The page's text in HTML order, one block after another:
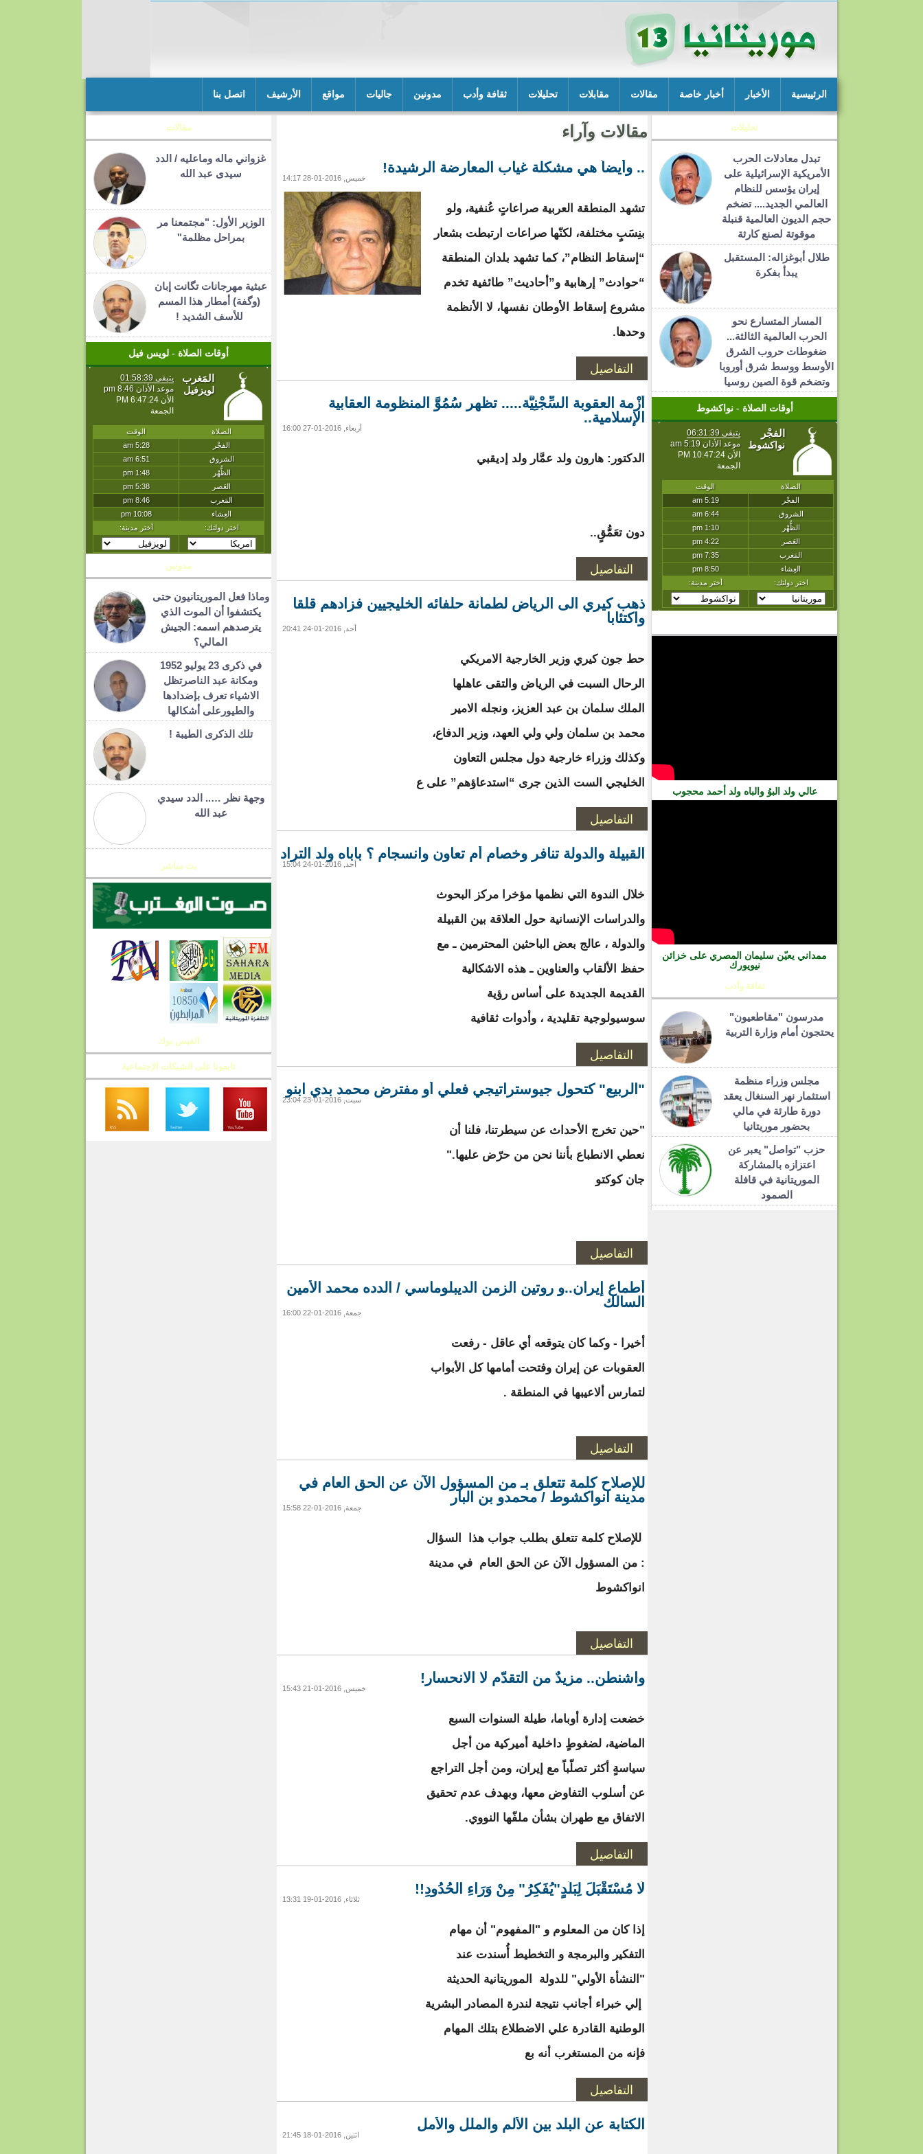
الرئييسية الأخبار أخبار خاصة مقالات مقابلات تحليلات ثقافة وأدب مدونين جاليات مواقع الأرشيف اتصل بنا
تحليلات
تبدل معادلات الحرب
الأمريكية الإسرائيلية على
إيران يؤسس للنظام
العالمي الجديد.... تضخم
حجم الديون العالمية قنبلة
موقوتة لصنع كارثة
طلال أبوغزاله: المستقبل
يبدأ بفكرة
المسار المتسارع نحو
الحرب العالمية الثالثة...
ضغوطات حروب الشرق
الأوسط ووسط شرق أوروبا
وتضخم قوة الصين روسيا
أوقات الصلاة - نواكشوط
عالي ولد البوُ والباه ولد أحمد محجوب
ممداني يعيّن سليمان المصري على خزائن
نيويورك
ثقافة وأدب
مدرسون "مقاطعيون"
يحتجون أمام وزارة التربية
مجلس وزراء منظمة
استثمار نهر السنغال يعقد
دورة طارئة في مالي
بحضور موريتانيا
حزب "تواصل" يعبر عن
اعتزازه بالمشاركة
الموريتانية في قافلة
الصمود
مقالات وآراء
.. وأيضاً هي مشكلة غياب المعارضة الرشيدة!
خميس, 2016-01-28 14:17
تشهد المنطقة العربية صراعاتٍ عُنفية، ولو
بنِسَبٍ مختلفة، لكنّها صراعات ارتبطت بشعار
“إسقاط النظام”، كما تشهد بلدان المنطقة
“حوادث” إرهابية و”أحاديث” طائفية تخدم
مشروع إسقاط الأوطان نفسها، لا الأنظمة
وحدها.
التفاصيل
أزْمة العقوبة السِّجْنِيَّة..... تظهر سُمُوَّ المنظومة العقابية
الإسلامية..
أربعاء, 2016-01-27 16:00
الدكتور: هارون ولد عمَّار ولد إديقبي
دون تعَمُّقٍ..
التفاصيل
‎ذهب كيري الى الرياض لطمأنة حلفائه الخليجيين فزادهم قلقا
واكتئابا
أحد, 2016-01-24 20:41
حط جون كيري وزير الخارجية الامريكي
الرحال السبت في الرياض والتقى عاهلها
الملك سلمان بن عبد العزيز، ونجله الامير
محمد بن سلمان ولي ولي العهد، وزير الدفاع،
وكذلك وزراء خارجية دول مجلس التعاون
الخليجي الست الذين جرى “استدعاؤهم” على ع
التفاصيل
القبيلة والدولة تنافر وخصام أم تعاون وانسجام ؟ باباه ولد التراد
أحد, 2016-01-24 15:04
خلال الندوة التي نظمها مؤخرا مركز البحوث
والدراسات الإنسانية حول العلاقة بين القبيلة
والدولة ، عالج بعض الباحثين المحترمين ـ مع
حفظ الألقاب والعناوين ـ هذه الاشكالية
القديمة الجديدة على أساس رؤية
سوسيولوجية تقليدية ، وأدوات ثقافية
التفاصيل
"الربيع" كتحول جيوستراتيجي فعلي أو مفترض محمد بدي ابنو
سبت, 2016-01-23 23:04
"حين تخرج الأحداث عن سيطرتنا، فلنا أن
نعطي الانطباع بأننا نحن من حرّض عليها."
جان كوكتو
التفاصيل
أطماع إيران..و روتين الزمن الديبلوماسي / الدده محمد الأمين
السالك
جمعة, 2016-01-22 16:00
أخيرا - وكما كان يتوقعه أي عاقل - رفعت
العقوبات عن إيران وفتحت أمامها كل الأبواب
لتمارس ألاعيبها في المنطقة .
التفاصيل
للإصلاح كلمة تتعلق بـ من المسؤول الآن عن الحق العام في
مدينة انواكشوط / محمدو بن البار
جمعة, 2016-01-22 15:58
للإصلاح كلمة تتعلق بطلب جواب هذا السؤال
: من المسؤول الآن عن الحق العام في مدينة
انواكشوط
التفاصيل
واشنطن.. مزيدٌ من التقدّم لا الانحسار!
خميس, 2016-01-21 15:43
خضعت إدارة أوباما، طيلة السنوات السبع
الماضية، لضغوطٍ داخلية أميركية من أجل
سياسةٍ أكثر تصلّباً مع إيران، ومن أجل التراجع
عن أسلوب التفاوض معها، وبهدف عدم تحقيق
الاتفاق مع طهران بشأن ملفّها النووي.
التفاصيل
لَا مُسْتَقْبَلَ لِبَلَدٍ"يُفَكِرُ" مِنْ وَرَاءِ الحُدُودِ!!
ثلاثاء, 2016-01-19 13:31
إذا كان من المعلوم و "المفهوم" أن مهام
التفكير والبرمجة و التخطيط أُسندت عند
"النشأة الأولي" للدولة الموريتانية الحديثة
إلي خبراء أجانب نتيجة لندرة المصادر البشرية
الوطنية القادرة علي الاضطلاع بتلك المهام
فإنه من المستغرب أنه بع
التفاصيل
الكتابة عن البلد بين الألم والملل والأمل
اثنين, 2016-01-18 21:45
مقالات
غزواني ماله وماعليه / الدد
سيدى عبد الله
الوزير الأول: "مجتمعنا مر
بمراحل مظلمة"
عبثية مهرجانات تگانت إبان
(وگفة) أمطار هذا المسم
للأسف الشديد !
أوقات الصلاة - لويس فيل
مدونين
وماذا فعل الموريتانيون حتى
يكتشفوا أن الموت الذي
يترصدهم اسمه: الجيش
المالي؟
في ذكرى 23 يوليو 1952
ومكانة عبد الناصرتظل
الاشياء تعرف بإضدادها
والطيورعلى أشكالها
تلك الذكرى الطيبة !
وجهة نظر ….. الدد سيدي
عبد الله
بث مباشر
الفيس بوك
تابعونا على الشبكات الإجتماعية